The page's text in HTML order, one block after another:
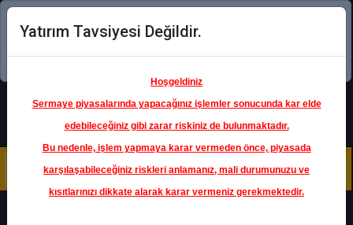
Şimdi uygulamayı indirin!
Yatırım Tavsiyesi Değildir.
Hoşgeldiniz
Sermaye piyasalarında yapacağınız işlemler sonucunda kar elde
edebileceğiniz gibi zarar riskiniz de bulunmaktadır.
Bu nedenle, işlem yapmaya karar vermeden önce, piyasada
karşılaşabileceğiniz riskleri anlamanız, mali durumunuzu ve
kısıtlarınızı dikkate alarak karar vermeniz gerekmektedir.